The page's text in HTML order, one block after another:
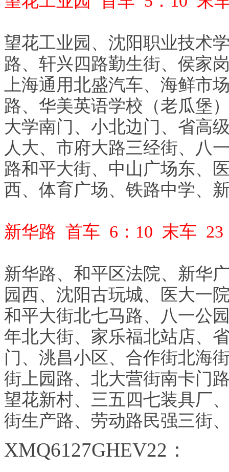
望花工业园、沈阳职业技术
路、轩兴四路勤生街、侯家
上海通用北盛汽车、海鲜市
路、华美英语学校（老瓜堡
大学南门、小北边门、省高
人大、市府大路三经街、八
路和平大街、中山广场东、
西、体育广场、铁路中学、
新华路 首车 6：10 末车 23
新华路、和平区法院、新华
园西、沈阳古玩城、医大一
和平大街北七马路、八一公
年北大街、家乐福北站店、
门、洮昌小区、合作街北海
街上园路、北大营街南卡门
望花新村、三五四七装具厂
街生产路、劳动路民强三街
XMQ6127GHEV22：